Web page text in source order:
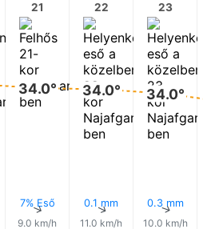
21
34.0°
7% Eső
↑
9.0 km/h
22
34.0°
0.1 mm
↑
11.0 km/h
23
34.0°
0.3 mm
↑
10.0 km/h